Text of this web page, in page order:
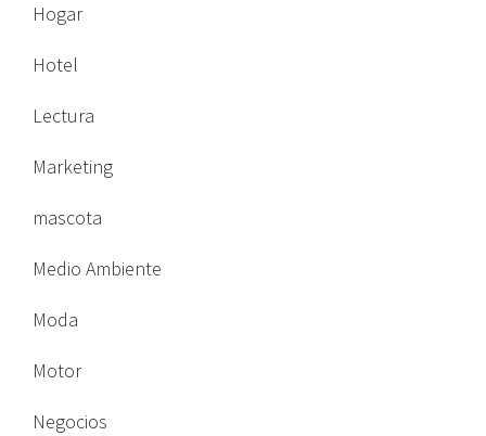
Hogar
Hotel
Lectura
Marketing
mascota
Medio Ambiente
Moda
Motor
Negocios